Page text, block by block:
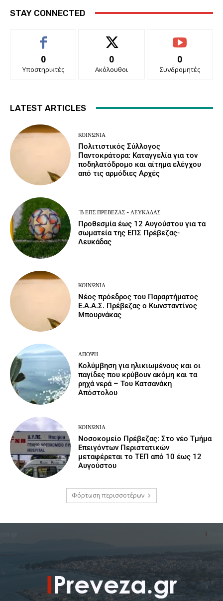
STAY CONNECTED
0
Υποστηρικτές
0
Ακόλουθοι
0
Συνδρομητές
LATEST ARTICLES
ΚΟΙΝΩΝΙΑ
Πολιτιστικός Σύλλογος
Παντοκράτορα: Καταγγελία για τον
ποδηλατόδρομο και αίτημα ελέγχου
από τις αρμόδιες Αρχές
΄Β ΕΠΣ ΠΡΈΒΕΖΑΣ - ΛΕΥΚΆΔΑΣ
Προθεσμία έως 12 Αυγούστου για τα
σωματεία της ΕΠΣ Πρέβεζας-
Λευκάδας
ΚΟΙΝΩΝΙΑ
Νέος πρόεδρος του Παραρτήματος
Ε.Α.Α.Σ. Πρέβεζας ο Κωνσταντίνος
Μπουρνάκας
ΆΠΟΨΗ
Κολύμβηση για ηλικιωμένους και οι
παγίδες που κρύβουν ακόμη και τα
ρηχά νερά – Του Κατσανάκη
Απόστολου
ΚΟΙΝΩΝΙΑ
Νοσοκομείο Πρέβεζας: Στο νέο Τμήμα
Επειγόντων Περιστατικών
μεταφέρεται το ΤΕΠ από 10 έως 12
Αυγούστου
Φόρτωση περισσοτέρων